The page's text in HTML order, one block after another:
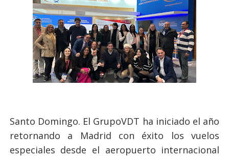
Santo Domingo. El GrupoVDT ha iniciado el año
retornando a Madrid con éxito los vuelos
especiales desde el aeropuerto internacional